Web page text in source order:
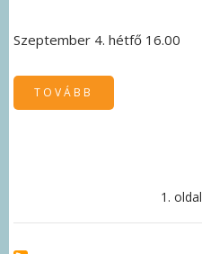
Szeptember 4. hétfő 16.00
TOVÁBB
PROGRAMJAINK
)
1. oldal